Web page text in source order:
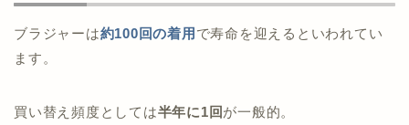
ブラジャーは約100回の着用 で寿命を迎えるといわれてい
ます。
買い替え頻度としては半年に1回が一般的。